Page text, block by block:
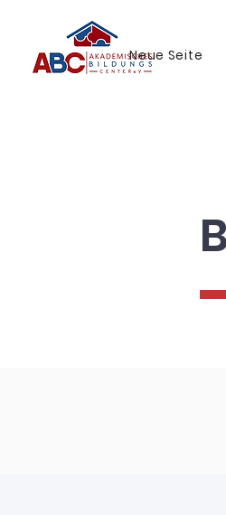
Neue Seite